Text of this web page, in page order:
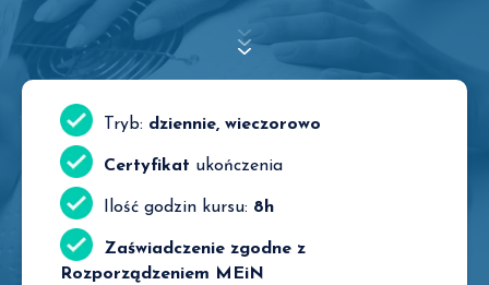
Tryb: dziennie, wieczorowo
Certyfikat ukończenia
Ilość godzin kursu: 8h
Zaświadczenie zgodne z
Rozporządzeniem MEiN